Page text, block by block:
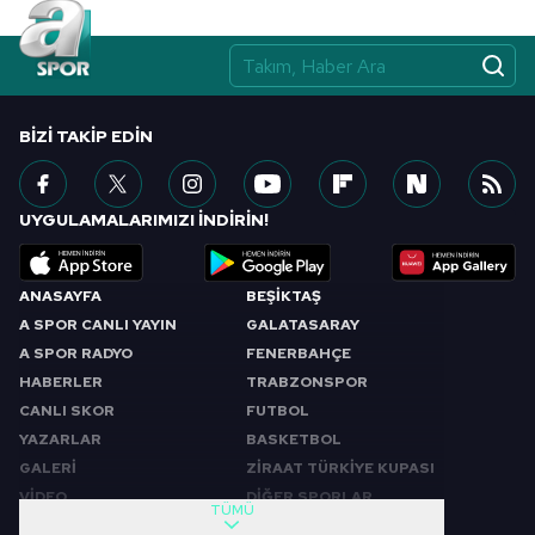
ANASAYFA
A SPOR CANLI YAYIN
A SPOR RADYO
HABERLER
CANLI SKOR
YAZARLAR
GALERİ
VİDEO
BEŞİKTAŞ
GALATASARAY
FENERBAHÇE
TRABZONSPOR
FUTBOL
BASKETBOL
ZİRAAT TÜRKİYE KUPASI
DİĞER SPORLAR
TÜMÜ
BIZI TAKIP EDIN
UYGULAMALARIMIZI İNDİRİN!